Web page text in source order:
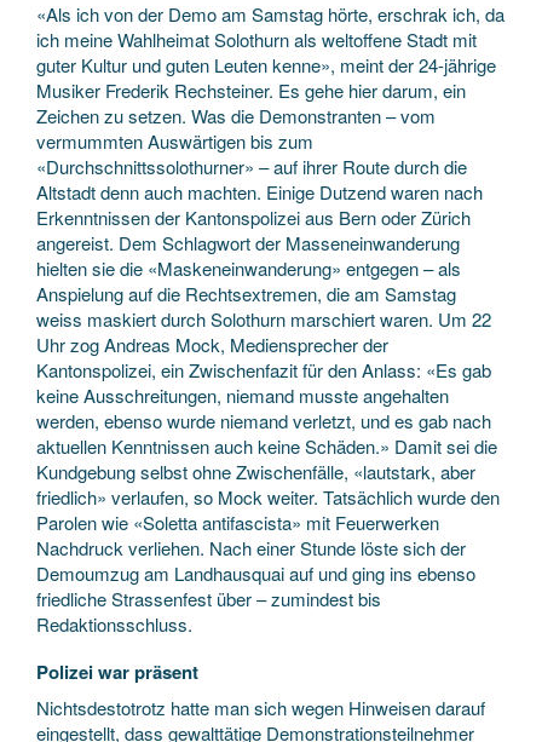
«Als ich von der Demo am Samstag hörte, erschrak ich, da
ich meine Wahlheimat Solothurn als weltoffene Stadt mit
guter Kultur und guten Leuten kenne», meint der 24-jährige
Musiker Frederik Rechsteiner. Es gehe hier darum, ein
Zeichen zu setzen. Was die Demonstranten – vom
vermummten Auswärtigen bis zum
«Durchschnittssolothurner» – auf ihrer Route durch die
Altstadt denn auch machten. Einige Dutzend waren nach
Erkenntnissen der Kantonspolizei aus Bern oder Zürich
angereist. Dem Schlagwort der Masseneinwanderung
hielten sie die «Maskeneinwanderung» entgegen – als
Anspielung auf die Rechtsextremen, die am Samstag
weiss maskiert durch Solothurn marschiert waren. Um 22
Uhr zog Andreas Mock, Mediensprecher der
Kantonspolizei, ein Zwischenfazit für den Anlass: «Es gab
keine Ausschreitungen, niemand musste angehalten
werden, ebenso wurde niemand verletzt, und es gab nach
aktuellen Kenntnissen auch keine Schäden.» Damit sei die
Kundgebung selbst ohne Zwischenfälle, «lautstark, aber
friedlich» verlaufen, so Mock weiter. Tatsächlich wurde den
Parolen wie «Soletta antifascista» mit Feuerwerken
Nachdruck verliehen. Nach einer Stunde löste sich der
Demoumzug am Landhausquai auf und ging ins ebenso
friedliche Strassenfest über – zumindest bis
Redaktionsschluss.
Polizei war präsent
Nichtsdestotrotz hatte man sich wegen Hinweisen darauf
eingestellt, dass gewalttätige Demonstrationsteilnehmer